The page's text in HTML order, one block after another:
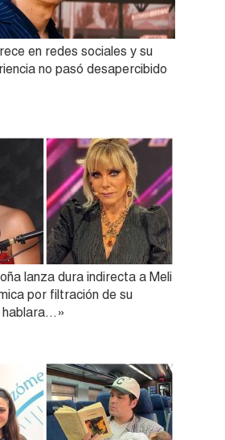
en redes sociales y su
no pasó desapercibido
lanza dura indirecta a Meli
por filtración de su
hablara…»